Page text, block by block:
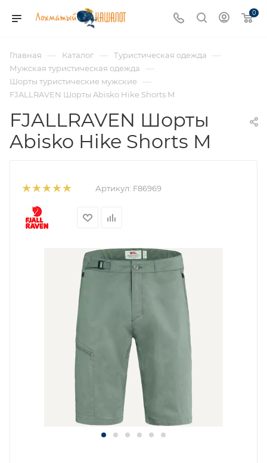
0
Главная — Каталог — Туристическая одежда —
Мужская туристическая одежда —
Шорты туристические мужские —
FJALLRAVEN Шорты Abisko Hike Shorts M
FJALLRAVEN Шорты
Abisko Hike Shorts M
Артикул: F86969